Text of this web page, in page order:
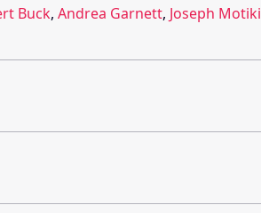
Buck, Andrea Garnett, Joseph Motiki